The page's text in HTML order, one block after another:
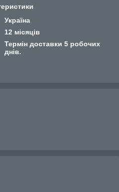
Україна
12 місяців
Термін доставки 5 робочих
днів.